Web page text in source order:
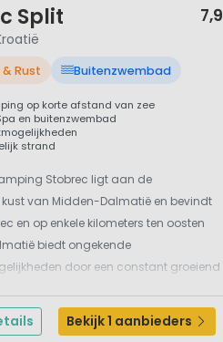
Split 7,9
& Rust Buitenzwembad
op korte afstand van zee
en buitenzwembad
strand
Stobrec ligt aan de
van Midden-Dalmatië en bevindt
en op enkele kilometers ten oosten
biedt ongekende
door een constant groeiend
natuur. Kamperen in deze streek
en geschiedenis c...
Bekijk 1 aanbieders